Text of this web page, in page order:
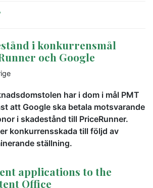
i konkurrensmål
och Google
har i dom i mål PMT
att Google ska betala motsvarande
i skadestånd till PriceRunner.
konkurrensskada till följd av
ställning.
applications to the
Office